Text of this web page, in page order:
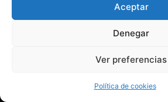
Aceptar
Denegar
Ver preferencias
Política de cookies
© 2026 Todos los derechos